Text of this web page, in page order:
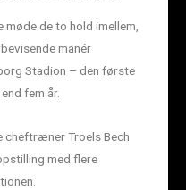
møde de to hold imellem,
manér
Stadion – den første
fem år.
cheftræner Troels Bech
med flere